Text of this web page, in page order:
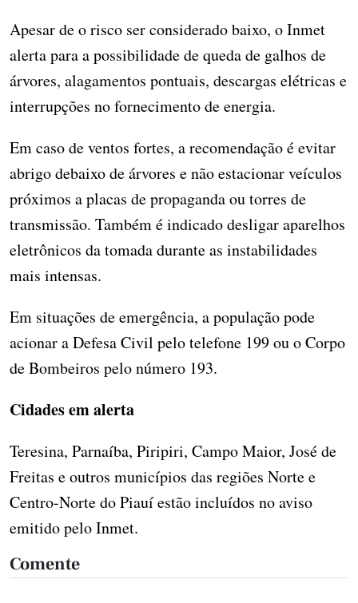
Apesar de o risco ser considerado baixo, o Inmet
alerta para a possibilidade de queda de galhos de
árvores, alagamentos pontuais, descargas elétricas e
interrupções no fornecimento de energia.
Em caso de ventos fortes, a recomendação é evitar
abrigo debaixo de árvores e não estacionar veículos
próximos a placas de propaganda ou torres de
transmissão. Também é indicado desligar aparelhos
eletrônicos da tomada durante as instabilidades
mais intensas.
Em situações de emergência, a população pode
acionar a Defesa Civil pelo telefone 199 ou o Corpo
de Bombeiros pelo número 193.
Cidades em alerta
Teresina, Parnaíba, Piripiri, Campo Maior, José de
Freitas e outros municípios das regiões Norte e
Centro-Norte do Piauí estão incluídos no aviso
emitido pelo Inmet.
Comente